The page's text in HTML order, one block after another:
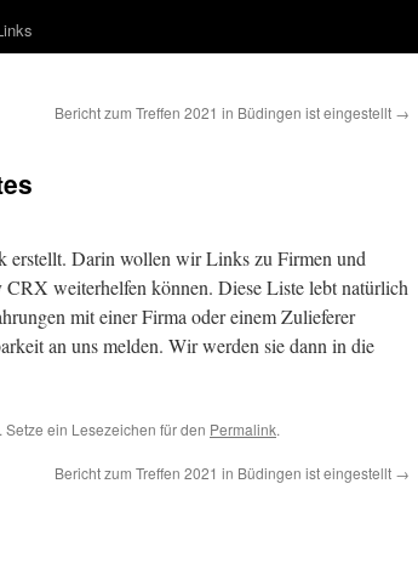
Bericht zum Treffen 2021 in Büdingen ist eingestellt →
erstellt. Darin wollen wir Links zu Firmen und
weiterhelfen können. Diese Liste lebt natürlich
mit einer Firma oder einem Zulieferer
an uns melden. Wir werden sie dann in die
Setze ein Lesezeichen für den Permalink.
Bericht zum Treffen 2021 in Büdingen ist eingestellt →